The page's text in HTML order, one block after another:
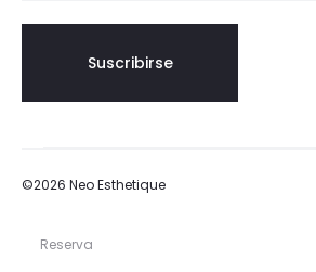
©2026 Neo Esthetique
Reserva